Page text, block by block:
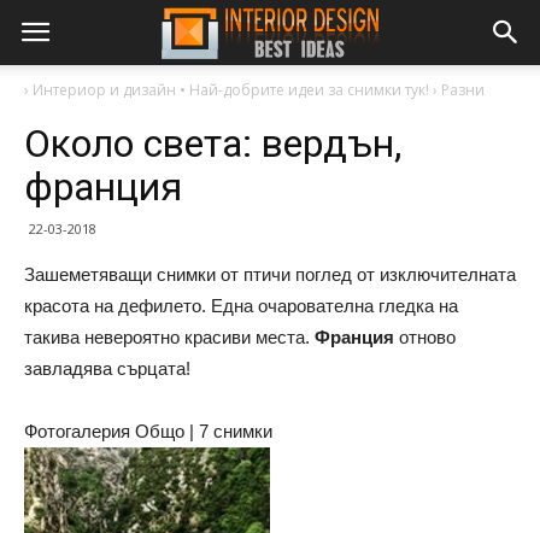
› Интериор и дизайн • Най-добрите идеи за снимки тук! › Разни
Около света: вердън,
франция
22-03-2018
Зашеметяващи снимки от птичи поглед от изключителната
красота на дефилето. Една очарователна гледка на
такива невероятно красиви места. Франция отново
завладява сърцата!
Фотогалерия Общо | 7 снимки